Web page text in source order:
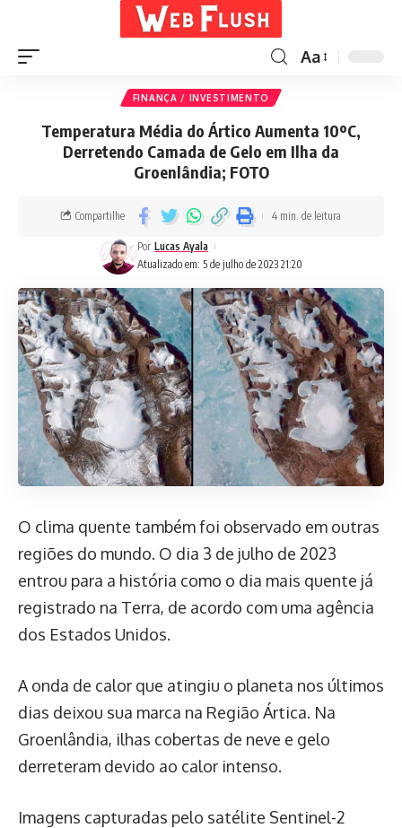
Aa
FINANÇA / INVESTIMENTO
Temperatura Média do Ártico Aumenta 10ºC,
Derretendo Camada de Gelo em Ilha da
Groenlândia; FOTO
Atualizado em: 5 de julho de 2023 21:20
Por Lucas Ayala
Compartilhe 4 min. de leitura
O clima quente também foi observado em outras
regiões do mundo. O dia 3 de julho de 2023
entrou para a história como o dia mais quente já
registrado na Terra, de acordo com uma agência
dos Estados Unidos.
A onda de calor que atingiu o planeta nos últimos
dias deixou sua marca na Região Ártica. Na
Groenlândia, ilhas cobertas de neve e gelo
derreteram devido ao calor intenso.
Imagens capturadas pelo satélite Sentinel-2